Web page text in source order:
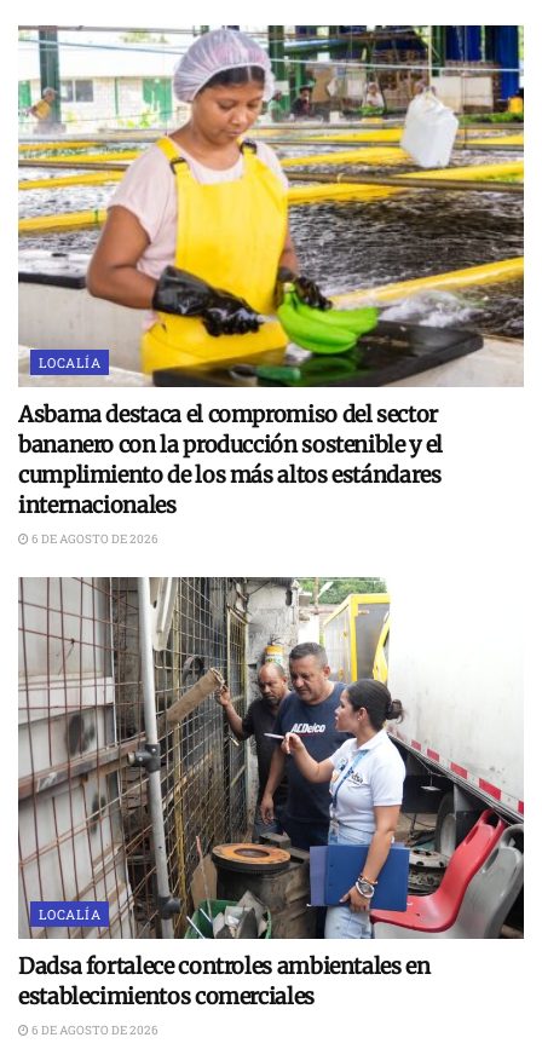
LOCALÍA
Asbama destaca el compromiso del sector
bananero con la producción sostenible y el
cumplimiento de los más altos estándares
internacionales
6 DE AGOSTO DE 2026
LOCALÍA
Dadsa fortalece controles ambientales en
establecimientos comerciales
6 DE AGOSTO DE 2026